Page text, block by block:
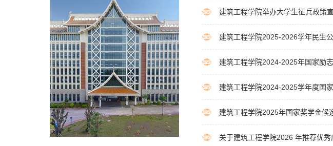
建筑工程学院举办大学生征兵政策
建筑工程学院2025-2026学年民生
建筑工程学院2024-2025年国家励
建筑工程学院2024-2025学年度国
建筑工程学院2025年国家奖学金候
关于建筑工程学院2026 年推荐优